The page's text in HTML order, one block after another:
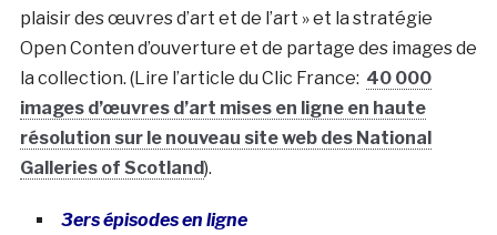
plaisir des œuvres d’art et de l’art » et la stratégie
Open Conten d’ouverture et de partage des images de
la collection. (Lire l’article du Clic France: 40 000
images d’œuvres d’art mises en ligne en haute
résolution sur le nouveau site web des National
Galleries of Scotland).
3ers épisodes en ligne